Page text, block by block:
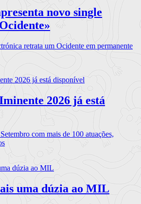
novo single
retrata um Ocidente em permanente
2026 já está
com mais de 100 atuações,
uma dúzia ao MIL